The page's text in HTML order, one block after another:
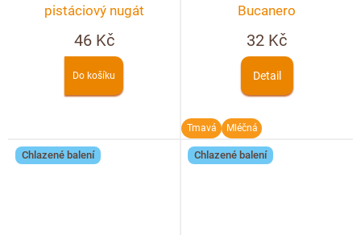
pistáciový nugát
46 Kč
Do košíku
Bucanero
32 Kč
Detail
Tmavá Mléčná
Chlazené balení Chlazené balení